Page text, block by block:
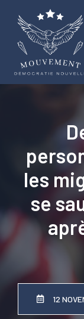
contenu
les
se
12